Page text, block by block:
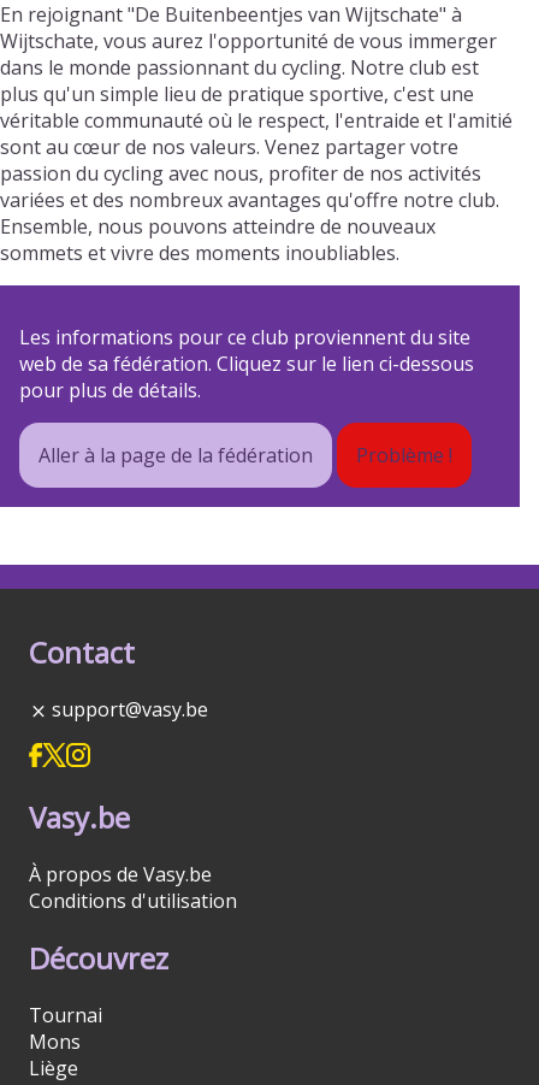
En rejoignant "De Buitenbeentjes van Wijtschate" à
Wijtschate, vous aurez l'opportunité de vous immerger
dans le monde passionnant du cycling. Notre club est
plus qu'un simple lieu de pratique sportive, c'est une
véritable communauté où le respect, l'entraide et l'amitié
sont au cœur de nos valeurs. Venez partager votre
passion du cycling avec nous, profiter de nos activités
variées et des nombreux avantages qu'offre notre club.
Ensemble, nous pouvons atteindre de nouveaux
sommets et vivre des moments inoubliables.
Les informations pour ce club proviennent du site
web de sa fédération. Cliquez sur le lien ci-dessous
pour plus de détails.
Aller à la page de la fédération Problème !
Contact
support@vasy.be
Vasy.be
À propos de Vasy.be
Conditions d'utilisation
Découvrez
Tournai
Mons
Liège